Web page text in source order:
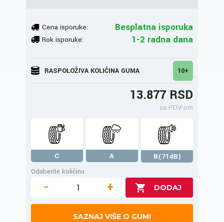
Cena isporuke: Besplatna isporuka
Rok isporuke: 1-2 radna dana
RASPOLOŽIVA KOLIČINA GUMA 10+
13.877 RSD
sa PDV-om
C A
B(71dB)
Odaberite količinu
- +
SAZNAJ VIŠE O GUMI